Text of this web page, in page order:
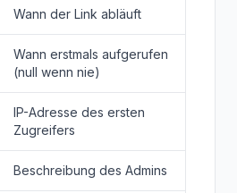
Wann der Link abläuft
Wann erstmals aufgerufen
(null wenn nie)
IP-Adresse des ersten
Zugreifers
Beschreibung des Admins